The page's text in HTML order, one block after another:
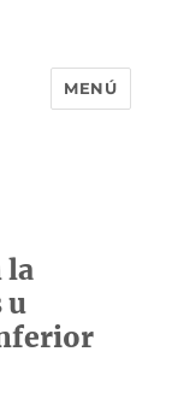
MENÚ
la
u